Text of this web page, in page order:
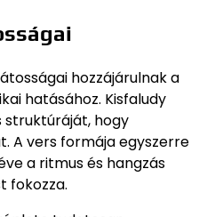
hozzájárulnak a
hatásához. Kisfaludy
struktúráját, hogy
A vers formája egyszerre
a ritmus és hangzás
fokozza.